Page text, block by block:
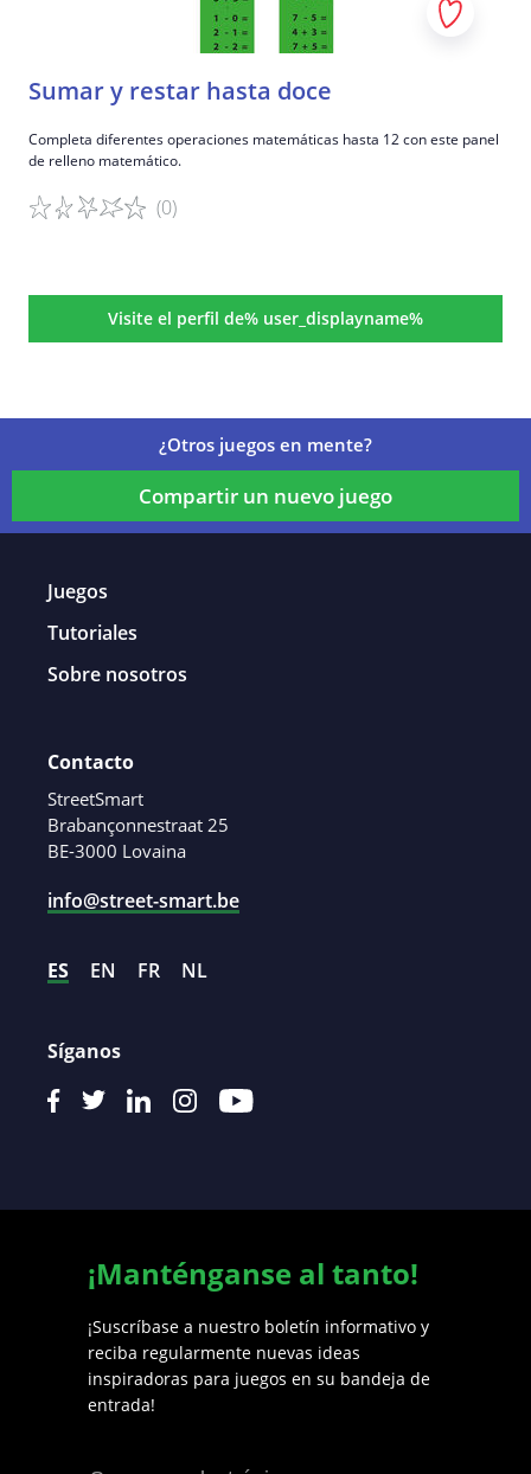
Sumar y restar hasta doce
Completa diferentes operaciones matemáticas hasta 12 con este panel
de relleno matemático.
(0)
Visite el perfil de% user_displayname%
¿Otros juegos en mente?
Compartir un nuevo juego
Juegos
Tutoriales
Sobre nosotros
Contacto
StreetSmart
Brabançonnestraat 25
BE-3000 Lovaina
info@street-smart.be
ES EN FR NL
Síganos
¡Manténganse al tanto!
¡Suscríbase a nuestro boletín informativo y
reciba regularmente nuevas ideas
inspiradoras para juegos en su bandeja de
entrada!